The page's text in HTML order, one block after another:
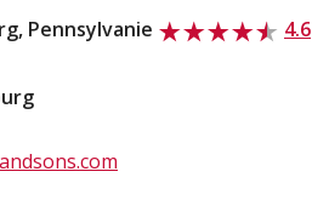
Pennsylvanie
4.6